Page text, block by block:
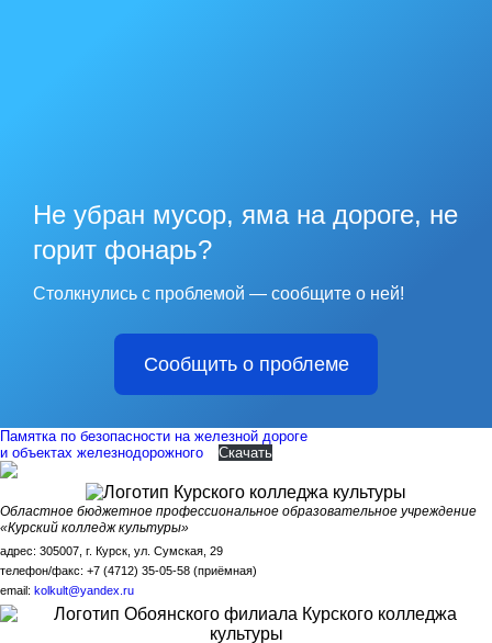
Не убран мусор, яма на дороге, не
горит фонарь?
Столкнулись с проблемой — сообщите о ней!
Сообщить о проблеме
Памятка по безопасности на железной дороге
и объектах железнодорожного
Скачать
Областное бюджетное профессиональное образовательное учреждение
«Курский колледж культуры»
адрес: 305007, г. Курск, ул. Сумская, 29
телефон/факс: +7 (4712) 35-05-58 (приёмная)
email: kolkult@yandex.ru